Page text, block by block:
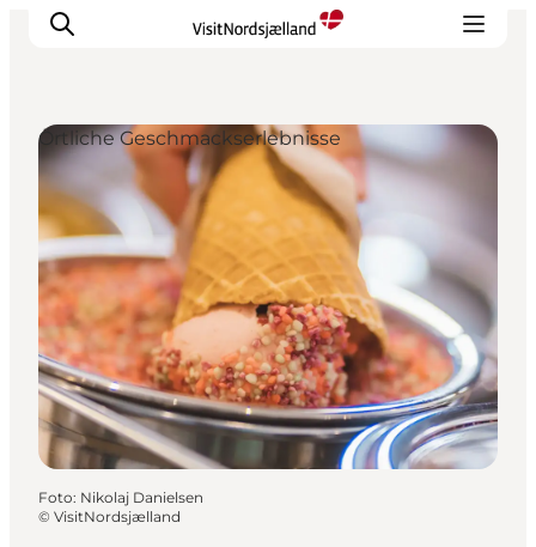
Highlights
Erlebnisse
Geschmack
Unterkünfte
Städte
Reiseplanung
Örtliche Geschmackserlebnisse
Foto: Nikolaj Danielsen
© VisitNordsjælland